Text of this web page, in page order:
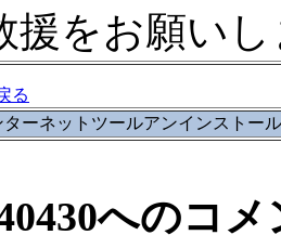
援をお願い
る
ターネットツールアンインストール
へのコメ